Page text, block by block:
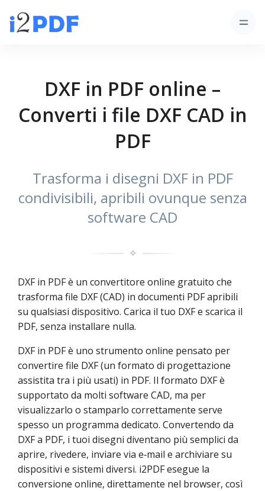
DXF in PDF online –
Converti i file DXF CAD in
PDF
Trasforma i disegni DXF in PDF
condivisibili, apribili ovunque senza
software CAD
✧
DXF in PDF è un convertitore online gratuito che
trasforma file DXF (CAD) in documenti PDF apribili
su qualsiasi dispositivo. Carica il tuo DXF e scarica il
PDF, senza installare nulla.
DXF in PDF è uno strumento online pensato per
convertire file DXF (un formato di progettazione
assistita tra i più usati) in PDF. Il formato DXF è
supportato da molti software CAD, ma per
visualizzarlo o stamparlo correttamente serve
spesso un programma dedicato. Convertendo da
DXF a PDF, i tuoi disegni diventano più semplici da
aprire, rivedere, inviare via e‑mail e archiviare su
dispositivi e sistemi diversi. i2PDF esegue la
conversione online, direttamente nel browser, così